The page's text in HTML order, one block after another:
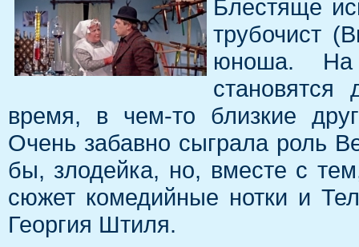
Блестяще
трубочист
юноша. На
время, в чем-то близкие
Очень забавно сыграла роль
бы, злодейка, но, вместе с
сюжет комедийные нотки и
Георгия Штиля.